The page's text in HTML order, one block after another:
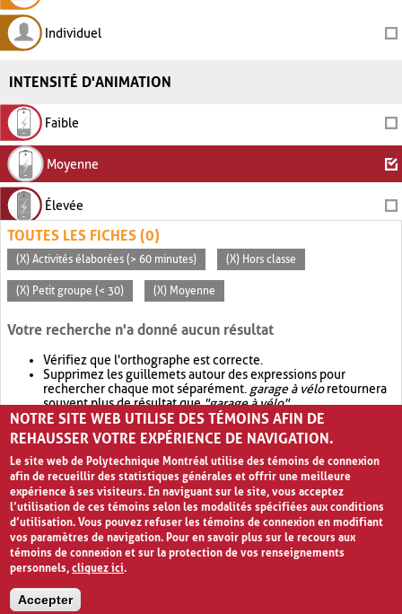
Individuel
INTENSITÉ D'ANIMATION
Faible
Moyenne
Élevée
TOUTES LES FICHES (0)
(X) Activités élaborées (> 60 minutes) (X) Hors classe
(X) Petit groupe (< 30) (X) Moyenne
Votre recherche n'a donné aucun résultat
Vérifiez que l'orthographe est correcte.
Supprimez les guillemets autour des expressions pour
rechercher chaque mot séparément. garage à véloretournera
souvent plus de résultat que"garage à vélo".
Envisagez d'élargir votre recherche avec OR.garage OR vélo
retournera souvent plus de résultat quegarage à vélo
NOTRE SITE WEB UTILISE DES TÉMOINS AFIN DE
REHAUSSER VOTRE EXPÉRIENCE DE NAVIGATION.
Le site web de Polytechnique Montréal utilise des témoins de connexion
afin de recueillir des statistiques générales et offrir une meilleure
expérience à ses visiteurs. En naviguant sur le site, vous acceptez
l’utilisation de ces témoins selon les modalités spécifiées aux conditions
d’utilisation. Vous pouvez refuser les témoins de connexion en modifiant
vos paramètres de navigation. Pour en savoir plus sur le recours aux
témoins de connexion et sur la protection de vos renseignements
personnels,cliquez ici.
Accepter